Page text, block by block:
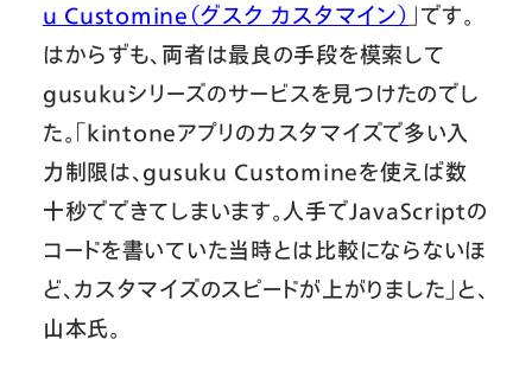
u Customine（グスク カスタマイン） 」です。
はからずも、両者は最良の手段を模索して
gusukuシリーズのサービスを見つけたのでし
た。「kintoneアプリのカスタマイズで多い入
力制限は、gusuku Customineを使えば数
十秒でできてしまいます。人手でJavaScriptの
コードを書いていた当時とは比較にならないほ
ど、カスタマイズのスピードが上がりました」と、
山本氏。